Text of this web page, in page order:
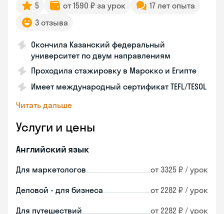
5 от 1590 ₽ за урок
17 лет опыта
3 отзыва
Окончила Казанский федеральный
университет по двум направлениям
Проходила стажировку в Марокко и Египте
Имеет международный сертификат TEFL/TESOL
Читать дальше
Услуги и цены
Английский язык
Для маркетологов от 3325 ₽ / урок
Деловой - для бизнеса от 2282 ₽ / урок
Для путешествий от 2282 ₽ / урок